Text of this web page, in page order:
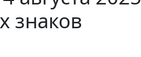
знаков